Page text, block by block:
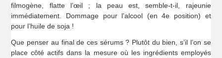
filmogène, flatte l’œil ; la peau est, semble-t-il, rajeunie
immédiatement. Dommage pour l’alcool (en 4e position) et
pour l’huile de soja !
Que penser au final de ces sérums ? Plutôt du bien, s’il l’on se
place côté actifs dans la mesure où les ingrédients employés